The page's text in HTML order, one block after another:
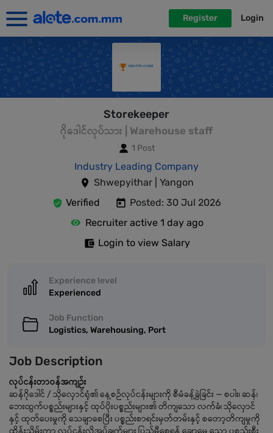
Register Login
Storekeeper
ဂိုဒေါင်လုပ်သား | Warehouse staff
1 Post
Industry Leading Company
Shwepyithar | Yangon
Verified
Posted: 30 Jul 2026
Recruiter active 1 day ago
Login to view Salary
Experience level
Experienced
Job Function
Logistics, Warehousing, Port
Job Description
လုပ်ငန်းတာဝန်အကျဉ်း
ဆန်ဂိုဒေါင် / သိုလှောင်ရုံ၏ နေ့စဉ်လုပ်ငန်းများကို စီမံခန့်ခွဲခြင်း — စပါး၊ ဆန်၊
ဘေးထွက်ပစ္စည်းများနှင့် ထုပ်ပိုးပစ္စည်းများ၏ တိကျသော လက်ခံ၊ သိုလှောင်
နှင့် ထုတ်ပေးမှုကို သေချာစေပြီး ပစ္စည်းစာရင်းမှတ်တမ်းနှင့် စတော့တိကျမှုကို
ထိန်းသိမ်းကာ လုပ်ငန်းလိုအပ်ချက်များ ပြည့်မီစေရန် ချောမွေ့သော ပစ္စည်းစီး